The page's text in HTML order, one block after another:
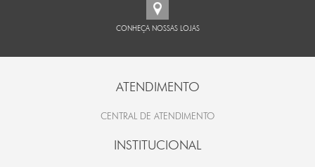
CONHEÇA NOSSAS LOJAS
ATENDIMENTO
CENTRAL DE ATENDIMENTO
INSTITUCIONAL